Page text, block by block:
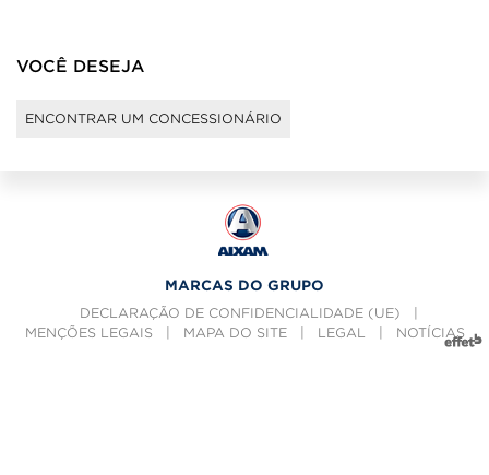
VOCÊ DESEJA
ENCONTRAR UM CONCESSIONÁRIO
MARCAS DO GRUPO
DECLARAÇÃO DE CONFIDENCIALIDADE (UE)
MENÇÕES LEGAIS
MAPA DO SITE LEGAL NOTÍCIAS